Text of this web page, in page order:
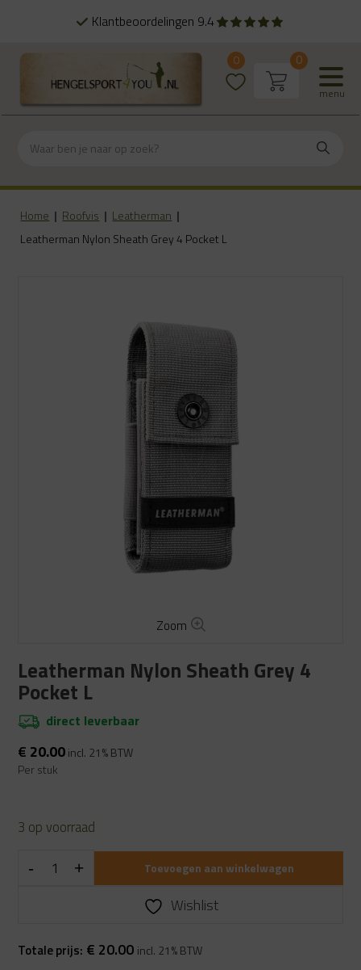
Klantbeoordelingen 9.4
menu
0 0
Home | Roofvis | Leatherman |
Leatherman Nylon Sheath Grey 4 Pocket L
Zoom
Leatherman Nylon Sheath Grey 4
Pocket L
direct leverbaar
€ 20.00incl. 21% BTW
Per stuk
3 op voorraad
Toevoegen aan winkelwagen
Wishlist
Totale prijs: € 20.00 incl. 21% BTW